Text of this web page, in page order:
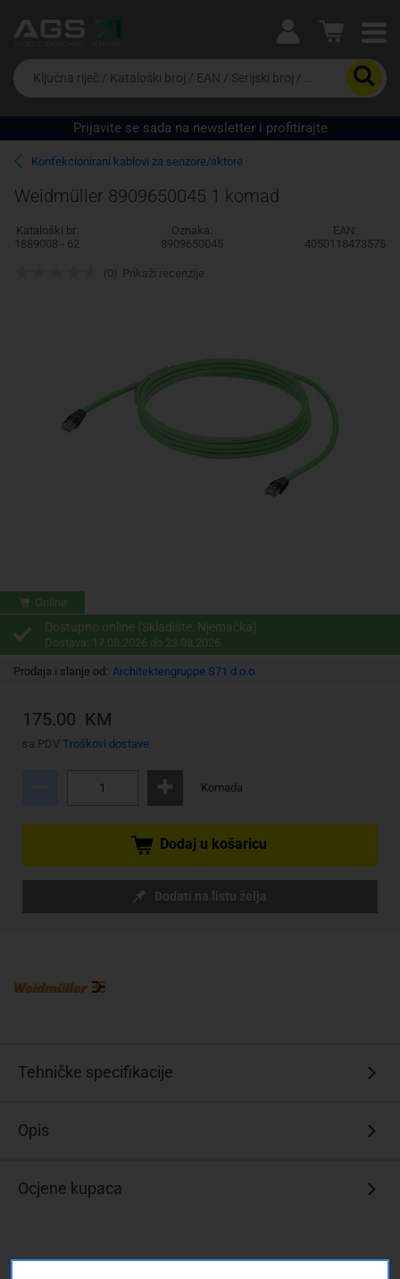
Ova postavka prilagođava asortiman proizvoda i
cijene vašim potrebama.
Da
biste
potražili
proizvod,
unesite
ključnu
riječ,
kataloški
broj,
EAN
ili
Prijavite se sada na newsletter i profitirajte
Konfekcionirani kablovi za senzore/aktore
Weidmüller 8909650045 1 komad
Kataloški br:
1889008 - 62
Oznaka:
8909650045
EAN:
4050118473575
Online
Dostupno online (Skladište: Njemačka)
Dostava: 17.08.2026 do 23.08.2026
Prodaja i slanje od: Architektengruppe S71 d.o.o.
175.00 KM
sa PDV Troškovi dostave
Komada
Dodaj u košaricu
Dodati na listu želja
(0) Prikaži recenzije
Tehničke specifikacije
Opis
Ocjene kupaca